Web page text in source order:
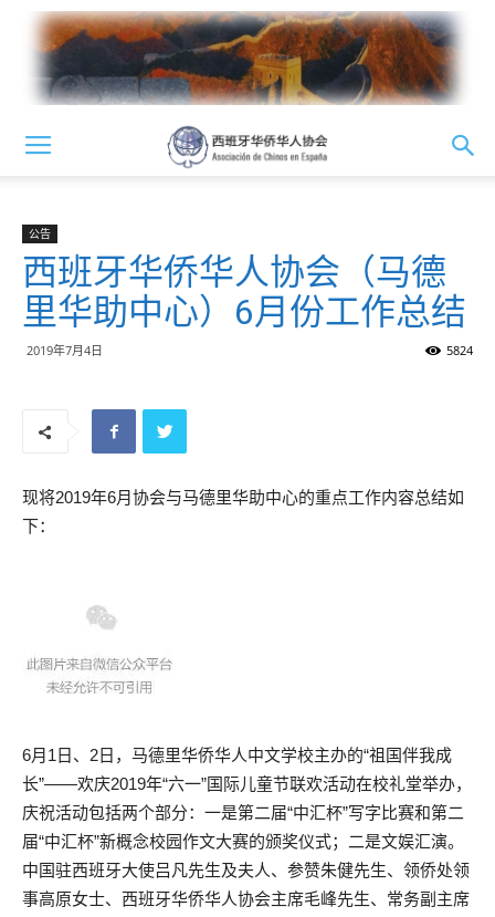
公告
西班牙华侨华人协会（马德
里华助中心）6月份工作总结
2019年7月4日 5824
现将2019年6月协会与马德里华助中心的重点工作内容总结如
下：
6月1日、2日，马德里华侨华人中文学校主办的“祖国伴我成
长”——欢庆2019年“六一”国际儿童节联欢活动在校礼堂举办，
庆祝活动包括两个部分：一是第二届“中汇杯”写字比赛和第二
届“中汇杯”新概念校园作文大赛的颁奖仪式；二是文娱汇演。
中国驻西班牙大使吕凡先生及夫人、参赞朱健先生、领侨处领
事高原女士、西班牙华侨华人协会主席毛峰先生、常务副主席